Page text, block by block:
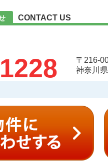
CONTACT US
〒216-
神奈川